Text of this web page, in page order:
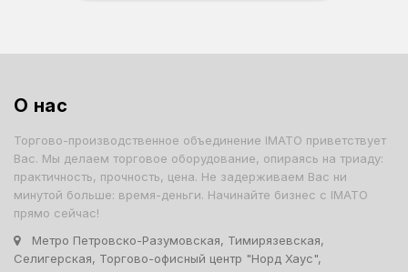
О нас
Торгово-производственное объединение IMATO приветствует
Вас. Мы делаем торговое оборудование, опираясь на триаду:
практичность, прочность, цена. Не задерживаем Вас ни
минутой больше: время-деньги. Начинайте бизнес с IMATO
прямо сейчас!
Метро Петровско-Разумовская, Тимирязевская,
Селигерская, Торгово-офисный центр "Норд Хаус",